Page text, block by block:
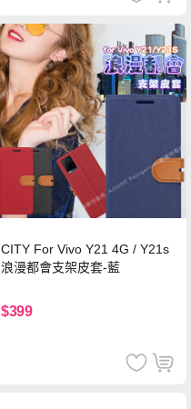
CITY For Vivo Y21 4G / Y21s
浪漫都會支架皮套-藍
$399